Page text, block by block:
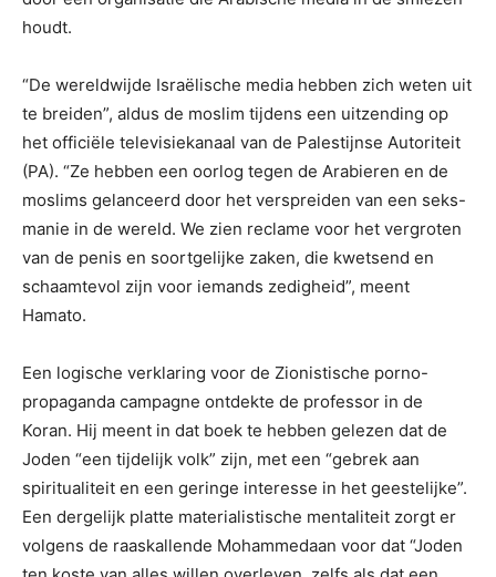
houdt.
“De wereldwijde Israëlische media hebben zich weten uit
te breiden”, aldus de moslim tijdens een uitzending op
het officiële televisiekanaal van de Palestijnse Autoriteit
(PA). “Ze hebben een oorlog tegen de Arabieren en de
moslims gelanceerd door het verspreiden van een seks-
manie in de wereld. We zien reclame voor het vergroten
van de penis en soortgelijke zaken, die kwetsend en
schaamtevol zijn voor iemands zedigheid”, meent
Hamato.
Een logische verklaring voor de Zionistische porno-
propaganda campagne ontdekte de professor in de
Koran. Hij meent in dat boek te hebben gelezen dat de
Joden “een tijdelijk volk” zijn, met een “gebrek aan
spiritualiteit en een geringe interesse in het geestelijke”.
Een dergelijk platte materialistische mentaliteit zorgt er
volgens de raaskallende Mohammedaan voor dat “Joden